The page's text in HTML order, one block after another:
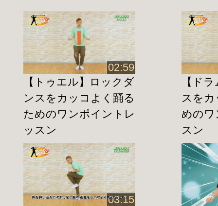
リズム取りダウン、アップ、ポイント
でない方でもご覧頂ける内容
です。
この機会に是非ご覧下さい♪
第10回の内容は、スキーターラビット
スキーターラビットはロックダンスに
かなりカッコいいステップです！
足の動きに不安がある方は、諦めずに
習を行いましょう。
これまでのワンポイントレッスンをマ
初級ロックダンスでコンビネーション
う！
02:59
【トゥエル】ロックダ
ンスをカッコよく踊る
ためのワンポイントレ
ッスン
【ド
スを
めの
スン
03:15